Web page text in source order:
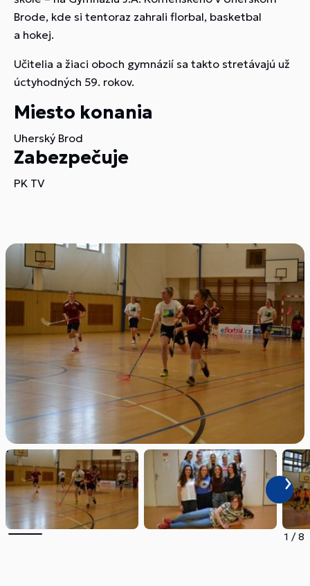
Brode, kde si tentoraz zahrali florbal, basketbal
a hokej.
Učitelia a žiaci oboch gymnázií sa takto stretávajú už
úctyhodných 59. rokov.
Miesto konania
Uherský Brod
Zabezpečuje
PK TV
1 /8